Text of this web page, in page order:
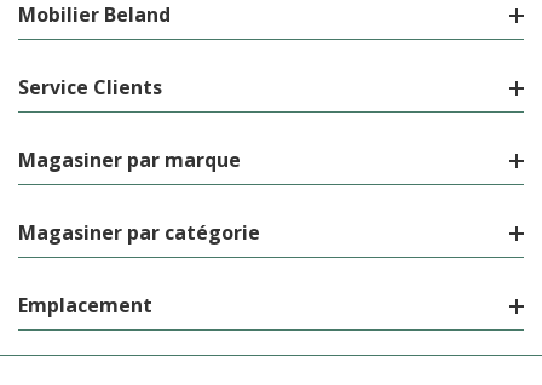
Mobilier Beland
Service Clients
Magasiner par marque
Magasiner par catégorie
Emplacement